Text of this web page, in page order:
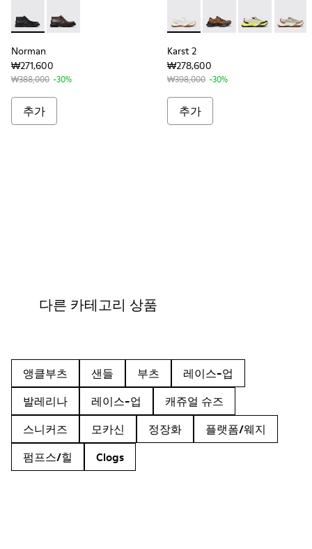
Norman - K300513-001 - 남성용 블랙 가죽 소재 앵클 부츠
Norman - K300513-005
Norman
₩271,600
₩388,000 -30%
추가
Karst 2 - K101069-009 - 남
Karst 2 - K101069-010
Karst 2 -Karst
Karst 2
₩278,600
₩398,000 -30%
추가
다른 카테고리 상품
앵클부츠 샌들 부츠
레이스-업
발레리나
레이스-업
캐쥬얼 슈즈
스니커즈
모카신 정장화
플랫폼/웨지
펌프스/힐
Clogs